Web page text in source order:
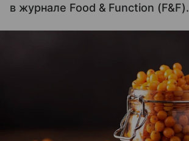
в журнале Food & Function (F&F).